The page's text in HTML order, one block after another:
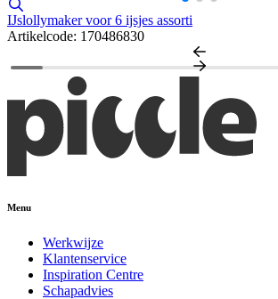
IJslollymaker voor 6 ijsjes assorti
Artikelcode: 170486830
Menu
Werkwijze
Klantenservice
Inspiration Centre
Schapadvies